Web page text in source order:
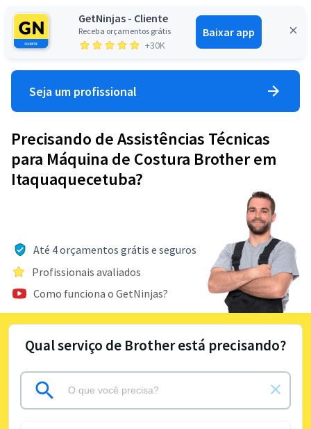
GetNinjas - Cliente
Receba orçamentos grátis
+30K
Baixar app
Entrar
Seja um profissional
Precisando de Assistências Técnicas
para Máquina de Costura Brother em
Itaquaquecetuba?
Até 4 orçamentos grátis e seguros
Profissionais avaliados
Como funciona o GetNinjas?
Qual serviço de Brother está precisando?